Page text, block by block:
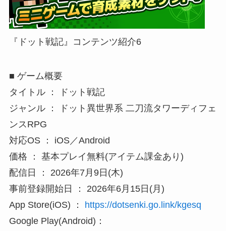
『ドット戦記』コンテンツ紹介6
■ ゲーム概要
タイトル ： ドット戦記
ジャンル ： ドット異世界系 二刀流タワーディフェ
ンスRPG
対応OS ： iOS／Android
価格 ： 基本プレイ無料(アイテム課金あり)
配信日 ： 2026年7月9日(木)
事前登録開始日 ： 2026年6月15日(月)
App Store(iOS) ： https://dotsenki.go.link/kgesq
Google Play(Android)：